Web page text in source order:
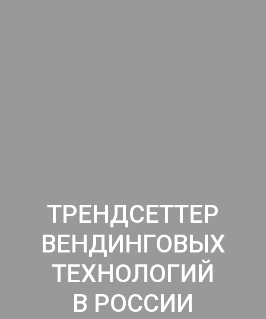
ТРЕНДСЕТТЕР
ВЕНДИНГОВЫХ
ТЕХНОЛОГИЙ
В РОССИИ